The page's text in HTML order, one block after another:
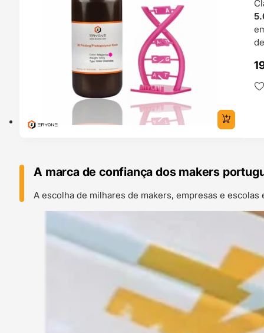
A marca de confiança dos makers
A escolha de milhares de makers, empresas e escolas